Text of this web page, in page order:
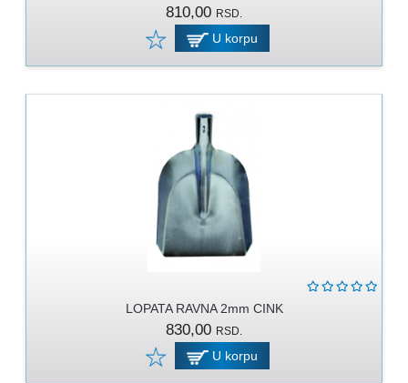
810,00 RSD.
U korpu
LOPATA RAVNA 2mm CINK
830,00 RSD.
U korpu